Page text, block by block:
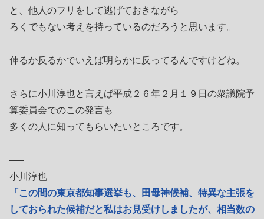
と、他人のフリをして逃げておきながら
ろくでもない考えを持っているのだろうと思います。
伸るか反るかでいえば明らかに反ってるんですけどね。
さらに小川淳也と言えば平成２６年２月１９日の衆議院予
算委員会でのこの発言も
多くの人に知ってもらいたいところです。
—–
小川淳也
「この間の東京都知事選挙も、田母神候補、特異な主張を
しておられた候補だと私はお見受けしましたが、相当数の